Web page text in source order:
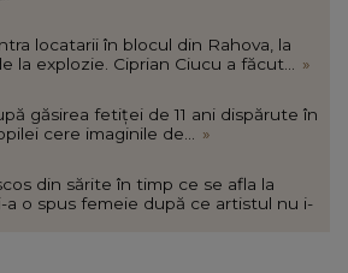
locatarii în blocul din Rahova, la
la explozie. Ciprian Ciucu a făcut...
»
găsirea fetiței de 11 ani dispărute în
cere imaginile de...
»
din sărite în timp ce se afla la
a o spus femeie după ce artistul nu i-